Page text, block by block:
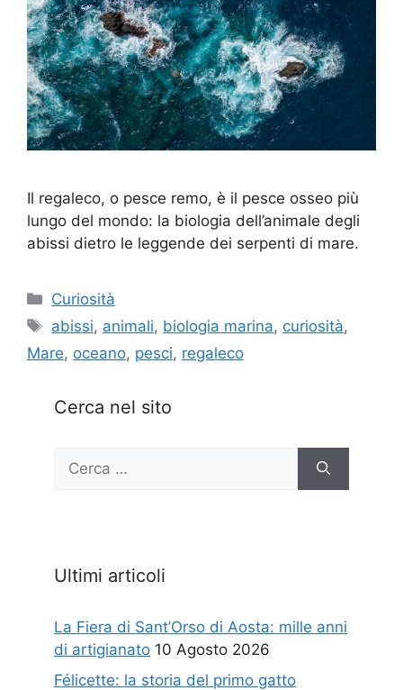
Il regaleco, o pesce remo, è il pesce osseo più
lungo del mondo: la biologia dell’animale degli
abissi dietro le leggende dei serpenti di mare.
Categorie
Curiosità
Tag
abissi, animali, biologia marina, curiosità,
Mare, oceano, pesci, regaleco
Cerca nel sito
Ricerca
Ultimi articoli
La Fiera di Sant’Orso di Aosta: mille anni
di artigianato 10 Agosto 2026
Félicette: la storia del primo gatto